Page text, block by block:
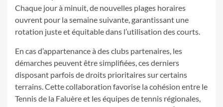
Chaque jour à minuit, de nouvelles plages horaires
ouvrent pour la semaine suivante, garantissant une
rotation juste et équitable dans l’utilisation des courts.
En cas d’appartenance à des clubs partenaires, les
démarches peuvent être simplifiées, ces derniers
disposant parfois de droits prioritaires sur certains
terrains. Cette collaboration favorise la cohésion entre le
Tennis de la Faluère et les équipes de tennis régionales,